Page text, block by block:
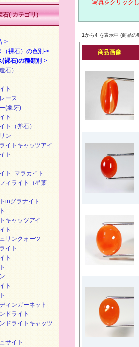
写真をクリック
1から4 を表示中 (商品の
商品画像
石( カテゴリ）
->
（裸石）の色別->
(裸石)の種類別->
石）
ト
ース
(象牙)
ト
ト（斧石）
ン
イトキャッツアイ
ト
ト･マラカイト
ィライト（星葉
inグラナイト
キャッツアイ
ト
リンクォーツ
イト
ト
ト
ィンガーネット
ドライト
ドライトキャッツ
サイト